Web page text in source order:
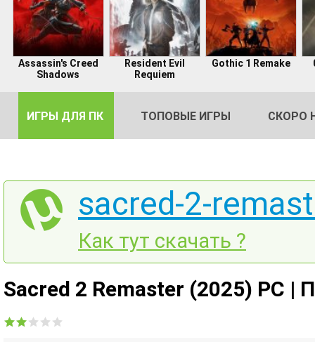
Assassin's Creed
Shadows
Resident Evil
Requiem
Gothic 1 Remake
ИГРЫ ДЛЯ ПК ТОПОВЫЕ ИГРЫ СКОРО
sacred-2-
Как тут скачать ?
Sacred 2 Remaster (2025) PC |